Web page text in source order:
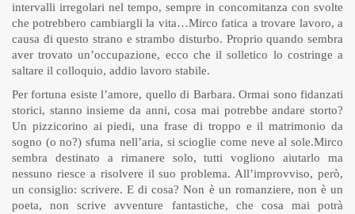
intervalli irregolari nel tempo, sempre in concomitanza con svolte
che potrebbero cambiargli la vita…Mirco fatica a trovare lavoro, a
causa di questo strano e strambo disturbo. Proprio quando sembra
aver trovato un’occupazione, ecco che il solletico lo costringe a
saltare il colloquio, addio lavoro stabile.
Per fortuna esiste l’amore, quello di Barbara. Ormai sono fidanzati
storici, stanno insieme da anni, cosa mai potrebbe andare storto?
Un pizzicorino ai piedi, una frase di troppo e il matrimonio da
sogno (o no?) sfuma nell’aria, si scioglie come neve al sole.Mirco
sembra destinato a rimanere solo, tutti vogliono aiutarlo ma
nessuno riesce a risolvere il suo problema. All’improvviso, però,
un consiglio: scrivere. E di cosa? Non è un romanziere, non è un
poeta, non scrive avventure fantastiche, che cosa mai potrà